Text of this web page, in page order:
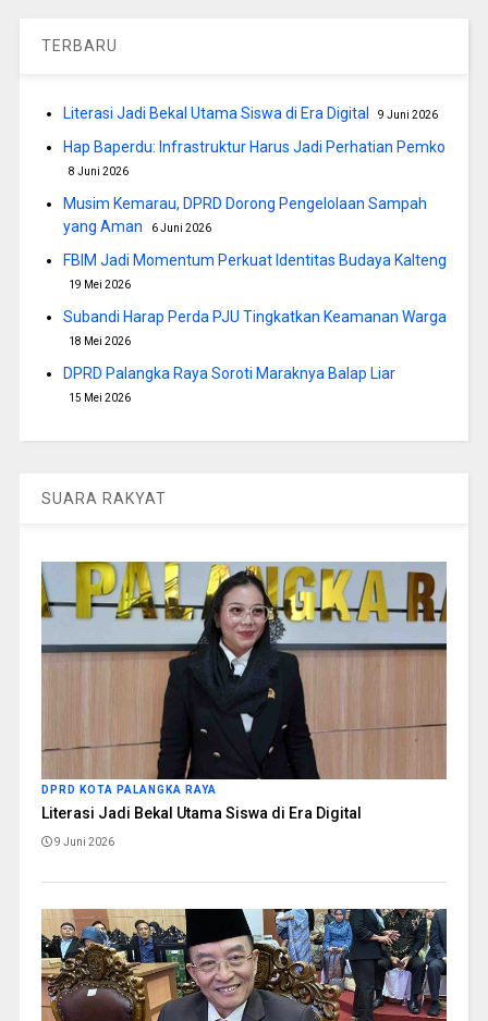
TERBARU
Literasi Jadi Bekal Utama Siswa di Era Digital 9 Juni 2026
Hap Baperdu: Infrastruktur Harus Jadi Perhatian Pemko
8 Juni 2026
Musim Kemarau, DPRD Dorong Pengelolaan Sampah
yang Aman
6 Juni 2026
FBIM Jadi Momentum Perkuat Identitas Budaya Kalteng
19 Mei 2026
Subandi Harap Perda PJU Tingkatkan Keamanan Warga
18 Mei 2026
DPRD Palangka Raya Soroti Maraknya Balap Liar
15 Mei 2026
SUARA RAKYAT
DPRD KOTA PALANGKA RAYA
Literasi Jadi Bekal Utama Siswa di Era Digital
9 Juni 2026